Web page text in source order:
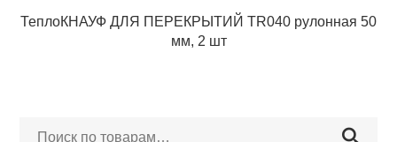
ТеплоКНАУФ ДЛЯ ПЕРЕКРЫТИЙ TR040 рулонная 50
мм, 2 шт